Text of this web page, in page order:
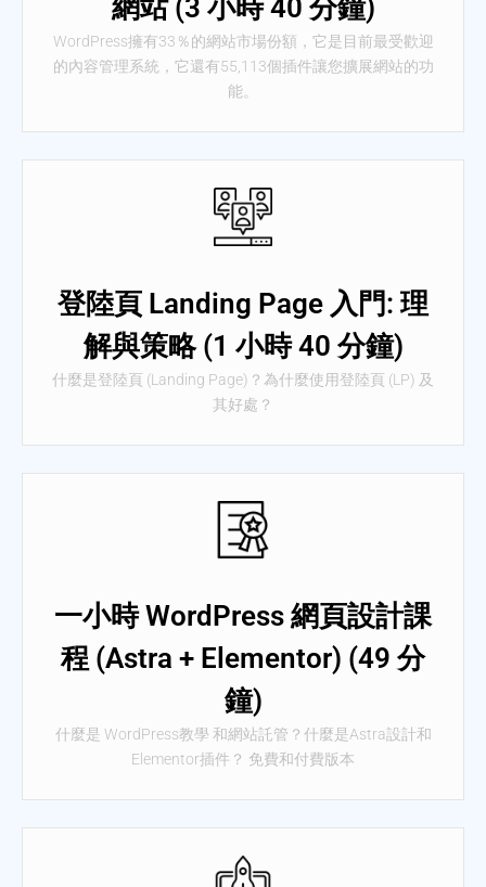
網站 (3 小時 40 分鐘)
WordPress擁有33％的網站市場份額，它是目前最受歡迎
的內容管理系統，它還有55,113個插件讓您擴展網站的功
能。
登陸頁 Landing Page 入門: 理
解與策略 (1 小時 40 分鐘)
什麼是登陸頁 (Landing Page)？為什麼使用登陸頁 (LP) 及
其好處？
一小時 WordPress 網頁設計課
程 (Astra + Elementor) (49 分
鐘)
什麼是 WordPress教學 和網站託管？什麼是Astra設計和
Elementor插件？ 免費和付費版本